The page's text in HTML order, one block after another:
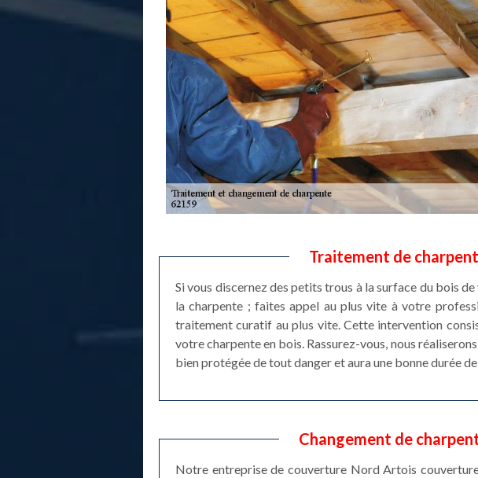
Traitement de
Si vous discernez des petits trous à la surface du bois
la charpente ; faites appel au plus vite à votre
traitement curatif au plus vite. Cette intervention
votre charpente en bois. Rassurez-vous, nous
bien protégée de tout danger et aura une bonne durée
Changement de
Notre entreprise de couverture Nord Artois